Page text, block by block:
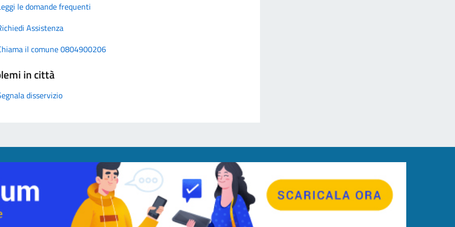
le domande frequenti
Assistenza
il comune 0804900206
in città
disservizio